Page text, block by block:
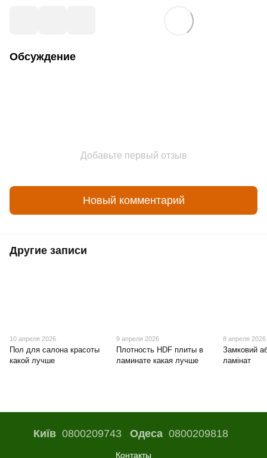
Обсуждение
Добавьте первый отзыв
Новый комментарий
Другие записи
10 апреля 2026
Пол для салона красоты
какой лучше
9 апреля 2026
Плотность HDF плиты в
ламинате какая лучше
8 апреля 2026
Замковий
ламінат
Київ0800209743 Одеса0800209818
Контакты